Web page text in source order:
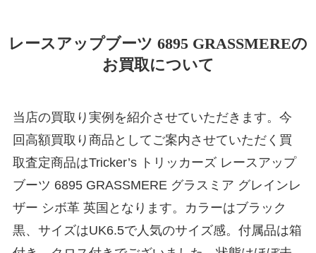
レースアップブーツ 6895 GRASSMEREの
お買取について
当店の買取り実例を紹介させていただきます。今
回高額買取り商品としてご案内させていただく買
取査定商品はTricker’s トリッカーズ レースアップ
ブーツ 6895 GRASSMERE グラスミア グレインレ
ザー シボ革 英国となります。カラーはブラック
黒、サイズはUK6.5で人気のサイズ感。付属品は箱